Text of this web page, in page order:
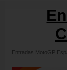
Entradas MotoGP